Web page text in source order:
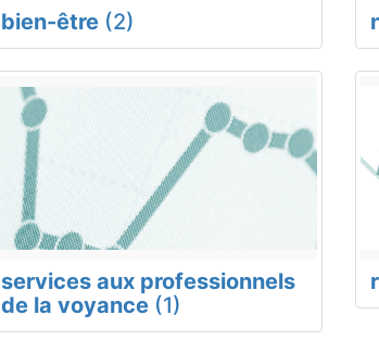
bien-être (2)
services aux professionnels
de la voyance (1)